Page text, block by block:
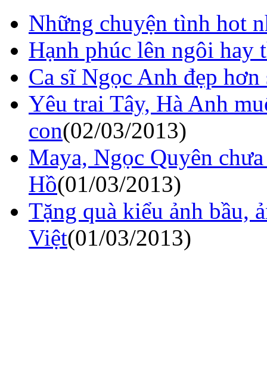
Những chuyện tình hot
Hạnh phúc lên ngôi hay
Ca sĩ Ngọc Anh đẹp hơn
Yêu trai Tây, Hà Anh
con(02/03/2013)
Maya, Ngọc Quyên
Hồ(01/03/2013)
Tặng quà kiểu ảnh bầu,
Việt(01/03/2013)